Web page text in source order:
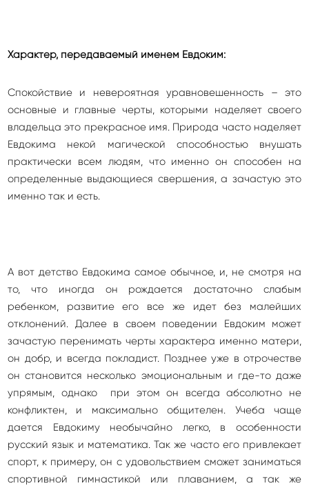
Характер, передаваемый именем Евдоким:
Спокойствие и невероятная уравновешенность – это
основные и главные черты, которыми наделяет своего
владельца это прекрасное имя. Природа часто наделяет
Евдокима некой магической способностью внушать
практически всем людям, что именно он способен на
определенные выдающиеся свершения, а зачастую это
именно так и есть.
А вот детство Евдокима самое обычное, и, не смотря на
то, что иногда он рождается достаточно слабым
ребенком, развитие его все же идет без малейших
отклонений. Далее в своем поведении Евдоким может
зачастую перенимать черты характера именно матери,
он добр, и всегда покладист. Позднее уже в отрочестве
он становится несколько эмоциональным и где-то даже
упрямым, однако при этом он всегда абсолютно не
конфликтен, и максимально общителен. Учеба чаще
дается Евдокиму необычайно легко, в особенности
русский язык и математика. Так же часто его привлекает
спорт, к примеру, он с удовольствием сможет заниматься
спортивной гимнастикой или плаванием, а так же